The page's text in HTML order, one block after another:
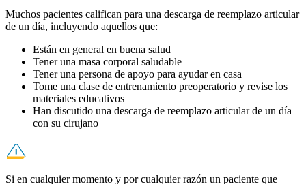
Muchos pacientes califican para una descarga de reemplazo articular
de un día, incluyendo aquellos que:
Están en general en buena salud
Tener una masa corporal saludable
Tener una persona de apoyo para ayudar en casa
Tome una clase de entrenamiento preoperatorio y revise los
materiales educativos
Han discutido una descarga de reemplazo articular de un día
con su cirujano
Si en cualquier momento y por cualquier razón un paciente que